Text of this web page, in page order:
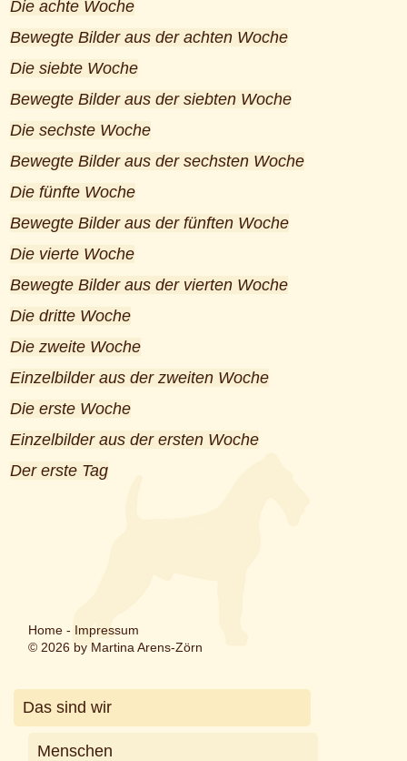
Die achte Woche
Bewegte Bilder aus der achten Woche
Die siebte Woche
Bewegte Bilder aus der siebten Woche
Die sechste Woche
Bewegte Bilder aus der sechsten Woche
Die fünfte Woche
Bewegte Bilder aus der fünften Woche
Die vierte Woche
Bewegte Bilder aus der vierten Woche
Die dritte Woche
Die zweite Woche
Einzelbilder aus der zweiten Woche
Die erste Woche
Einzelbilder aus der ersten Woche
Der erste Tag
Home- Impressum
© 2026 by Martina Arens-Zörn
Das sind wir
Menschen